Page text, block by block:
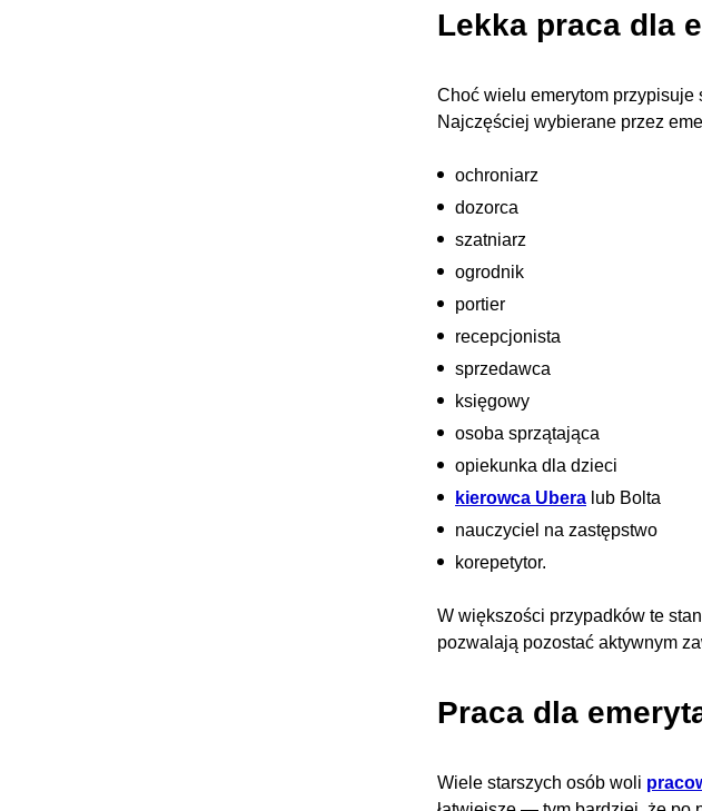
Lekka praca dla
Choć wielu emerytom
Najczęściej wybierane przez
ochroniarz
dozorca
szatniarz
ogrodnik
portier
recepcjonista
sprzedawca
księgowy
osoba sprzątająca
opiekunka dla dzieci
kierowca Ubera lub Bolta
nauczyciel na zastępstwo
korepetytor.
W większości przypadków te
pozwalają pozostać aktywnym
Praca dla
Wiele starszych osób woli